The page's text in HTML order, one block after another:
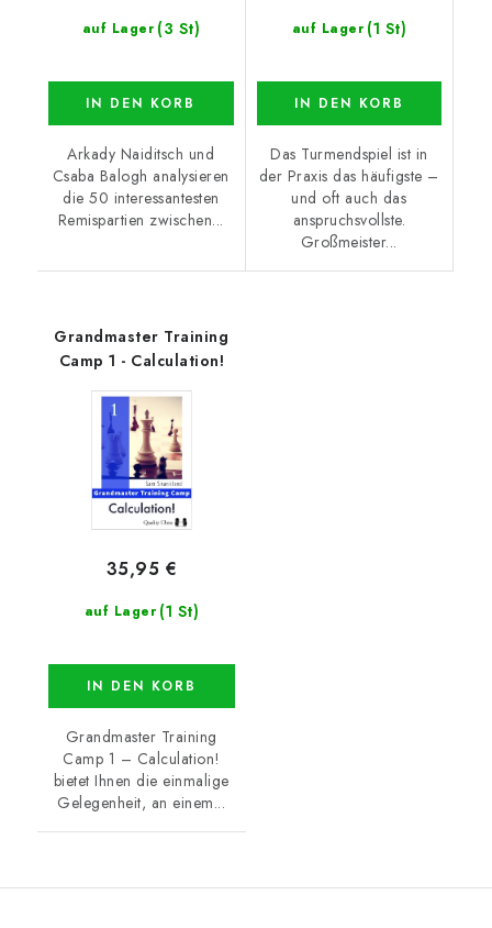
auf Lager (3 St)
IN DEN KORB
Arkady Naiditsch und
Csaba Balogh analysieren
die 50 interessantesten
Remispartien zwischen...
auf Lager (1 St)
IN DEN KORB
Das Turmendspiel ist in
der Praxis das häufigste –
und oft auch das
anspruchsvollste.
Großmeister...
Grandmaster Training
Camp 1 - Calculation!
auf Lager (1 St)
35,95 €
IN DEN KORB
Grandmaster Training
Camp 1 – Calculation!
bietet Ihnen die einmalige
Gelegenheit, an einem...